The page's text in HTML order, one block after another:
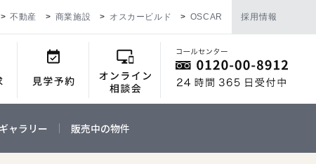
不動産 商業施設 オスカービルド OSCAR 採用情報
ャラリー 販売中の物件